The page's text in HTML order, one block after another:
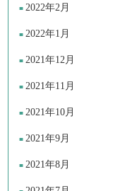
2022年2月
2022年1月
2021年12月
2021年11月
2021年10月
2021年9月
2021年8月